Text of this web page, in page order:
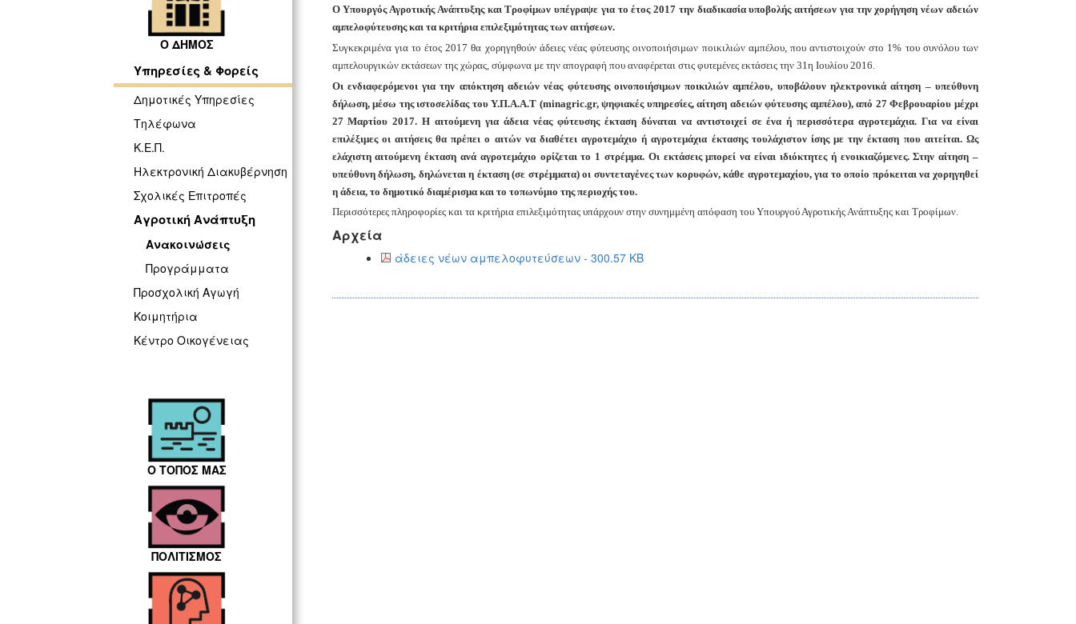
Ο ΔΗΜΟΣ
Υπηρεσίες & Φορείς
Δημοτικές Υπηρεσίες
Τηλέφωνα
Κ.Ε.Π.
Ηλεκτρονική Διακυβέρνηση
Σχολικές Επιτροπές
Αγροτική Ανάπτυξη
Ανακοινώσεις
Προγράμματα
Προσχολική Αγωγή
Κοιμητήρια
Κέντρο Οικογένειας
Ο ΤΟΠΟΣ ΜΑΣ
ΠΟΛΙΤΙΣΜΟΣ
Ο Υπουργός Αγροτικής Ανάπτυξης και Τροφίμων υπέγραψε για το έτος 2017 την διαδικασία υποβολής αιτήσεων για την χορήγηση νέων αδειών
αμπελοφύτευσης και τα κριτήρια επιλεξιμότητας των αιτήσεων.
Συγκεκριμένα για το έτος 2017 θα χορηγηθούν άδειες νέας φύτευσης οινοποιήσιμων ποικιλιών αμπέλου, που αντιστοιχούν στο 1% του συνόλου των
αμπελουργικών εκτάσεων της χώρας, σύμφωνα με την απογραφή που αναφέρεται στις φυτεμένες εκτάσεις την 31η Ιουλίου 2016.
Οι ενδιαφερόμενοι για την απόκτηση αδειών νέας φύτευσης οινοποιήσιμων ποικιλιών αμπέλου, υποβάλουν ηλεκτρονικά αίτηση – υπεύθυνη
δήλωση, μέσω της ιστοσελίδας του Υ.Π.Α.Α.Τ (minagric.gr, ψηφιακές υπηρεσίες, αίτηση αδειών φύτευσης αμπέλου), από 27 Φεβρουαρίου μέχρι
27 Μαρτίου 2017. Η αιτούμενη για άδεια νέας φύτευσης έκταση δύναται να αντιστοιχεί σε ένα ή περισσότερα αγροτεμάχια. Για να είναι
επιλέξιμες οι αιτήσεις θα πρέπει ο αιτών να διαθέτει αγροτεμάχιο ή αγροτεμάχια έκτασης τουλάχιστον ίσης με την έκταση που αιτείται. Ως
ελάχιστη αιτούμενη έκταση ανά αγροτεμάχιο ορίζεται το 1 στρέμμα. Οι εκτάσεις μπορεί να είναι ιδιόκτητες ή ενοικιαζόμενες. Στην αίτηση –
υπεύθυνη δήλωση, δηλώνεται η έκταση (σε στρέμματα) οι συντεταγένες των κορυφών, κάθε αγροτεμαχίου, για το οποίο πρόκειται να χορηγηθεί
η άδεια, το δημοτικό διαμέρισμα και το τοπωνύμιο της περιοχής του.
Περισσότερες πληροφορίες και τα κριτήρια επιλεξιμότητας υπάρχουν στην συνημμένη απόφαση του Υπουργού Αγροτικής Ανάπτυξης και Τροφίμων.
Αρχεία
άδειες νέων αμπελοφυτεύσεων - 300.57 KB